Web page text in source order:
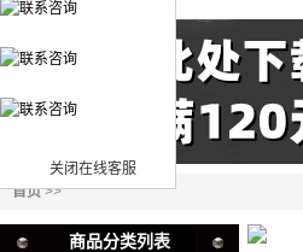
关闭在线客服
首页>>
商品分类列表